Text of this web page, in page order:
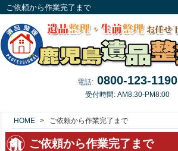
ご依頼から作業完了まで
電話: 0800-123-1190
受付時間: AM8:30-PM8:00
HOME ご依頼から作業完了まで
ご依頼から作業完了まで